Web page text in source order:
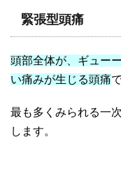
緊張型頭痛
頭部全体が、ギュー
い痛みが生じる頭痛
最も多くみられる一
します。